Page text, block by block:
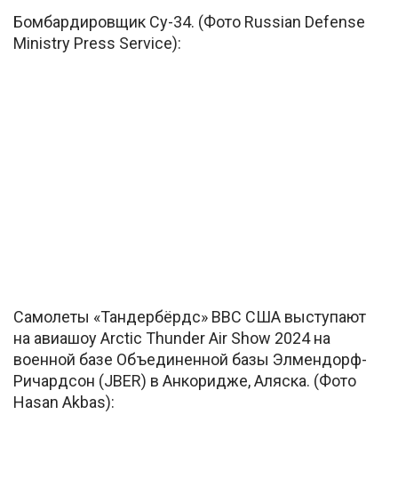
Бомбардировщик Су-34. (Фото Russian Defense
Ministry Press Service):
Самолеты «Тандербёрдс» ВВС США выступают
на авиашоу Arctic Thunder Air Show 2024 на
военной базе Объединенной базы Элмендорф-
Ричардсон (JBER) в Анкоридже, Аляска. (Фото
Hasan Akbas):